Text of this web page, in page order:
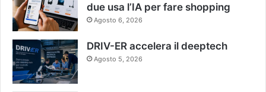
due usa l’IA per fare shopping
Agosto 6, 2026
DRIV-ER accelera il deeptech
Agosto 5, 2026